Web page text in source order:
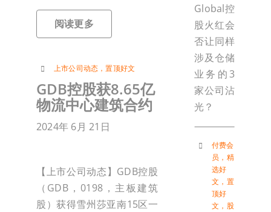
阅读更多
上市公司动态 ，置顶好文
GDB控股获8.65亿
物流中心建筑合约
2024年 6月 21日
【上市公司动态】GDB控股
（GDB，0198，主板建筑
股）获得雪州莎亚南15区一
Global控
股火红会
否让同样
涉及仓储
业务的3
家公司沾
光？
付费会
员 ， 精
选好
文 ， 置
顶好
文 ， 股